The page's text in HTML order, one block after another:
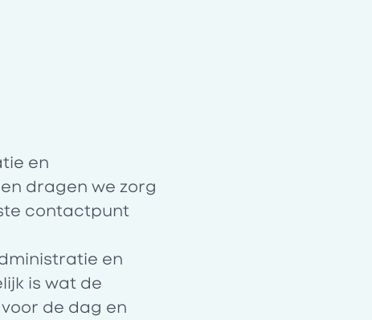
en
dragen we zorg
contactpunt
en
is wat de
de dag en